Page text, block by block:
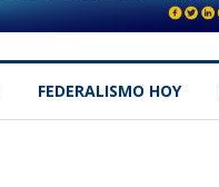
FEDERALISMO HOY